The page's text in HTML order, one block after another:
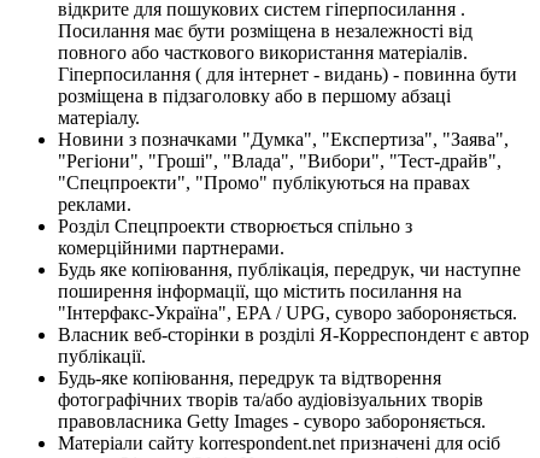
відкрите для пошукових систем гіперпосилання .
Посилання має бути розміщена в незалежності від
повного або часткового використання матеріалів.
Гіперпосилання ( для інтернет - видань) - повинна бути
розміщена в підзаголовку або в першому абзаці
матеріалу.
Новини з позначками "Думка", "Експертиза", "Заява",
"Регіони", "Гроші", "Влада", "Вибори", "Тест-драйв",
"Спецпроекти", "Промо" публікуються на правах
реклами.
Розділ Спецпроекти створюється спільно з
комерційними партнерами.
Будь яке копіювання, публікація, передрук, чи наступне
поширення інформації, що містить посилання на
"Інтерфакс-Україна", EPA / UPG, суворо забороняється.
Власник веб-сторінки в розділі Я-Корреспондент є автор
публікації.
Будь-яке копіювання, передрук та відтворення
фотографічних творів та/або аудіовізуальних творів
правовласника Getty Images - суворо забороняється.
Матеріали сайту korrespondent.net призначені для осіб